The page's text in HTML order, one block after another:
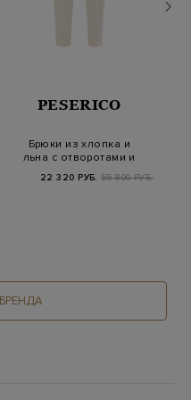
PESERICO
Брюки из хлопка и
льна с отворотами и
22 320 РУБ. 55 800 РУБ.